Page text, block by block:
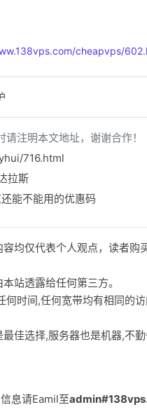
cheapvps/
注明本文地址，谢谢合作！
716.html
拉斯
能不能用的优惠码
均仅代表个人观点，读者
站透露给任何第三方。
时间,任何宽带均有相同的
佳选择,服务器也是机器,不
息请Eamil至